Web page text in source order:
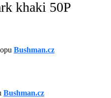
khaki 50P
Bushman.cz
Bushman.cz